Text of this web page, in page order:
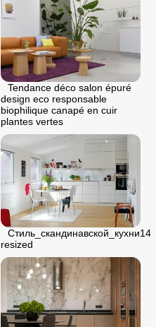
Tendance déco salon épuré
design eco responsable
biophilique canapé en cuir
plantes vertes
Стиль_скандинавской_кухни14
resized